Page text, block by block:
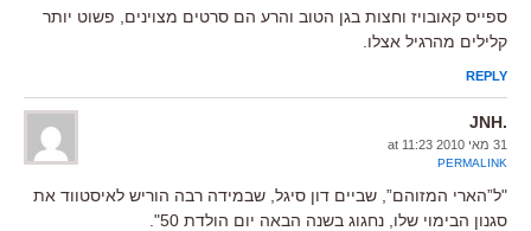
ספייס קאובויז וחצות בגן הטוב והרע הם סרטים מצוינים, פשוט יותר
קלילים מהרגיל אצלו.
REPLY
.JNH
31 מאי 2010 at 11:23
PERMALINK
"ל”הארי המזוהם”, שביים דון סיגל, שבמידה רבה הוריש לאיסטווד את
סגנון הבימוי שלו, נחגוג בשנה הבאה יום הולדת 50".